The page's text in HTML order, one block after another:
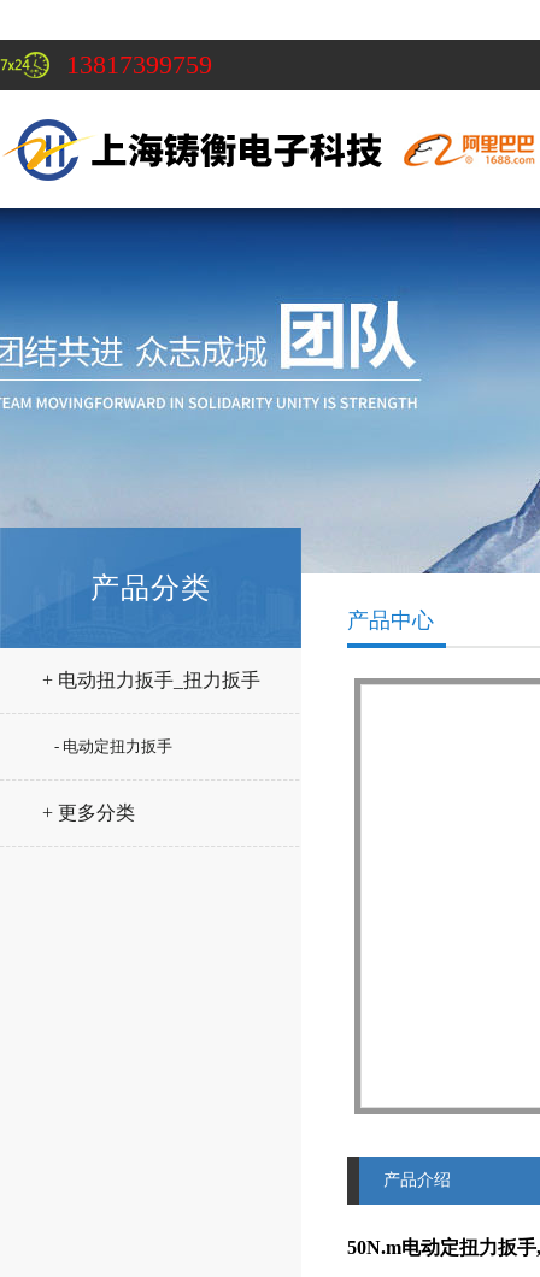
13817399759
产品分类
+ 电动扭力扳手_扭力扳手
- 电动定扭力扳手
+ 更多分类
产品中心
产品介绍
50N.m电动定扭力扳